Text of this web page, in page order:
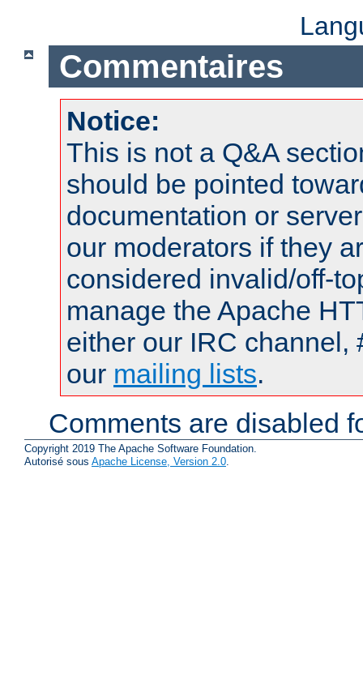
Commentaires
Notice:
This is not a Q&A
should be pointed
documentation or
our moderators if they
considered invalid/off-
manage the Apache
either our IRC channel,
our mailing lists.
Comments are disabled
Copyright 2019 The Apache Software Foundation.
Autorisé sous Apache License, Version 2.0.